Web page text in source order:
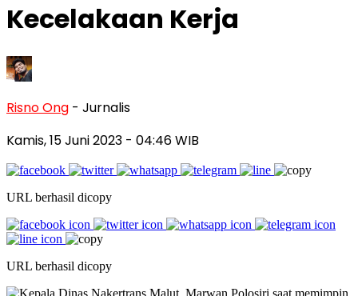
Kecelakaan Kerja
Risno Ong - Jurnalis
Kamis, 15 Juni 2023 - 04:46 WIB
URL berhasil dicopy
URL berhasil dicopy